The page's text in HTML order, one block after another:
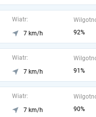
Wiatr:
7 km/h
92%
Wiatr:
7 km/h
91%
Wiatr:
7 km/h
90%